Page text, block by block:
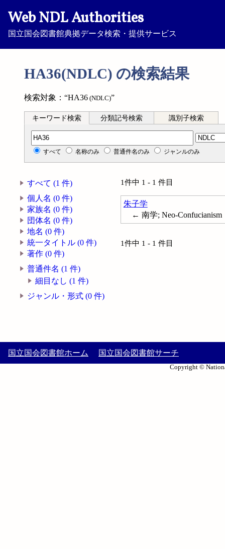
Web NDL Authorities
国立国会図書館典拠データ検索・提供サービス
HA36(NDLC) の検索結果
検索対象：“HA36 (NDLC)”
キーワード検索 分類記号検索 識別子検索
分類記号検索
すべて 名称のみ 普通件名のみ ジャンルのみ
すべて (1 件)
個人名 (0 件)
家族名 (0 件)
団体名 (0 件)
地名 (0 件)
統一タイトル (0 件)
著作 (0 件)
普通件名 (1 件)
細目なし (1 件)
ジャンル・形式 (0 件)
1件中 1 - 1 件目
朱子学
← 南学; Neo-Confucianism
1件中 1 - 1 件目
国立国会図書館ホーム 国立国会図書館サーチ
Copyright ©